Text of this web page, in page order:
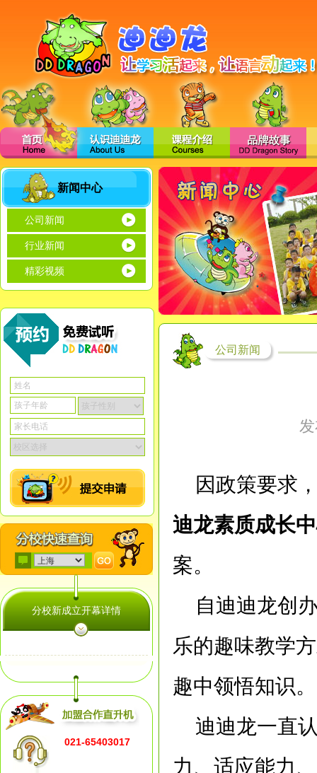
新闻中心
公司新闻
行业新闻
精彩视频
分校新成立开幕详情
021-65403017
公司新闻
因政策要求
迪龙素质成长
案。
自迪迪龙创
乐的趣味教学
趣中领悟知识。
迪迪龙一直
力、适应能力